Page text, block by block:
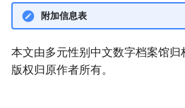
附加信息表
本文由多元性别中文数字档案馆归
版权归原作者所有。